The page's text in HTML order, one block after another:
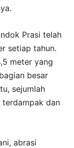
Prasi telah
setiap tahun.
meter yang
besar
sejumlah
terdampak dan
abrasi